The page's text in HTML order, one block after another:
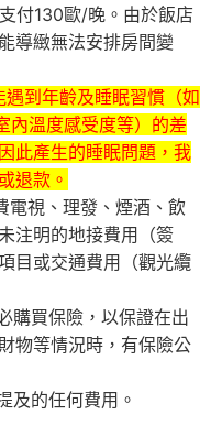
付130歐/晚。由於飯店
導緻無法安排房間變
到年齡及睡眠習慣（如
內溫度感受度等）的差
此產生的睡眠問題，我
退款。
電視、理發、煙酒、飲
注明的地接費用（簽
目或交通費用（觀光纜
購買保險，以保證在出
物等情況時，有保險公
及的任何費用。